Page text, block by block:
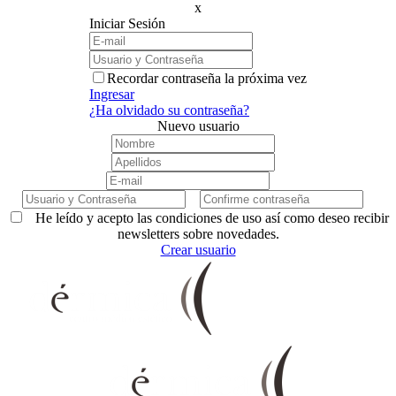
x
Iniciar Sesión
Recordar contraseña la próxima vez
Ingresar
¿Ha olvidado su contraseña?
Nuevo usuario
He leído y acepto las condiciones de uso así como deseo recibir
newsletters sobre novedades.
Crear usuario